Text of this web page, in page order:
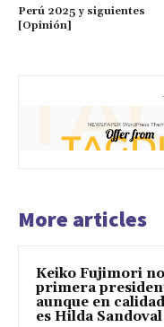
Perú 2025 y siguientes
[Opinión]
More articles
Keiko Fujimori
primera
aunque en
es Hilda